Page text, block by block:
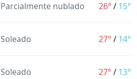
Parcialmente nublado 26° / 15°
Soleado 27° / 14°
Soleado 27° / 13°